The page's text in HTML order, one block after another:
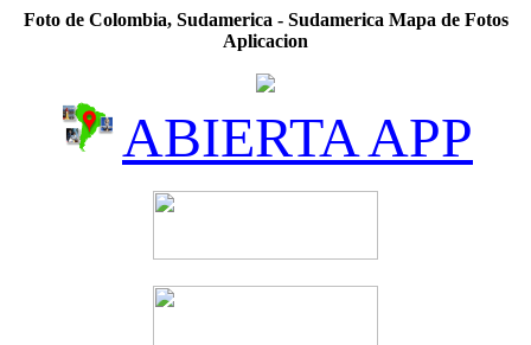
Foto de Colombia, Sudamerica - Sudamerica Mapa de Fotos
Aplicacion
ABIERTA APP